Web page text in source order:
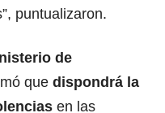
puntualizaron.
de
que dispondrá la
en las